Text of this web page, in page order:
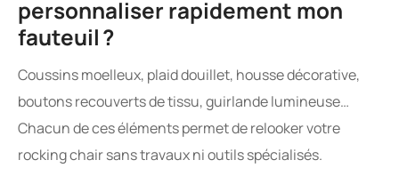
personnaliser rapidement mon
fauteuil ?
Coussins moelleux, plaid douillet, housse décorative,
boutons recouverts de tissu, guirlande lumineuse…
Chacun de ces éléments permet de relooker votre
rocking chair sans travaux ni outils spécialisés.